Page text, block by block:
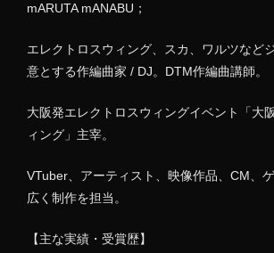
mARUTA mANABU；
エレクトロスウィング、スカ、ワルツなど
意とする作編曲家 / DJ。DTM作編曲講師。
大阪発エレクトロスウィングイベント「大
ィング」主宰。
VTuber、アーティスト、映像作品、CM、
広く制作を担当。
【主な実績・受賞歴】